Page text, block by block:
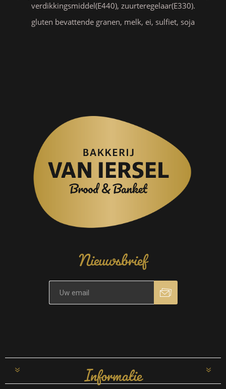
verdikkingsmiddel(E440), zuurteregelaar(E330).
gluten bevattende granen, melk, ei, sulfiet, soja
Nieuwsbrief
Informatie